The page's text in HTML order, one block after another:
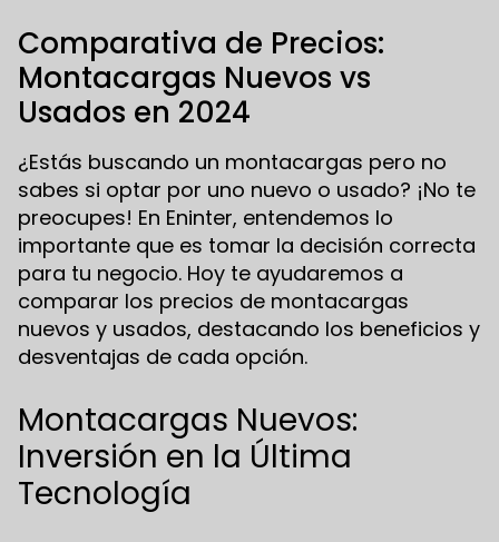
Comparativa de Precios:
Montacargas Nuevos vs
Usados en 2024
¿Estás buscando un montacargas pero no
sabes si optar por uno nuevo o usado? ¡No te
preocupes! En Eninter, entendemos lo
importante que es tomar la decisión correcta
para tu negocio. Hoy te ayudaremos a
comparar los precios de montacargas
nuevos y usados, destacando los beneficios y
desventajas de cada opción.
Montacargas Nuevos:
Inversión en la Última
Tecnología